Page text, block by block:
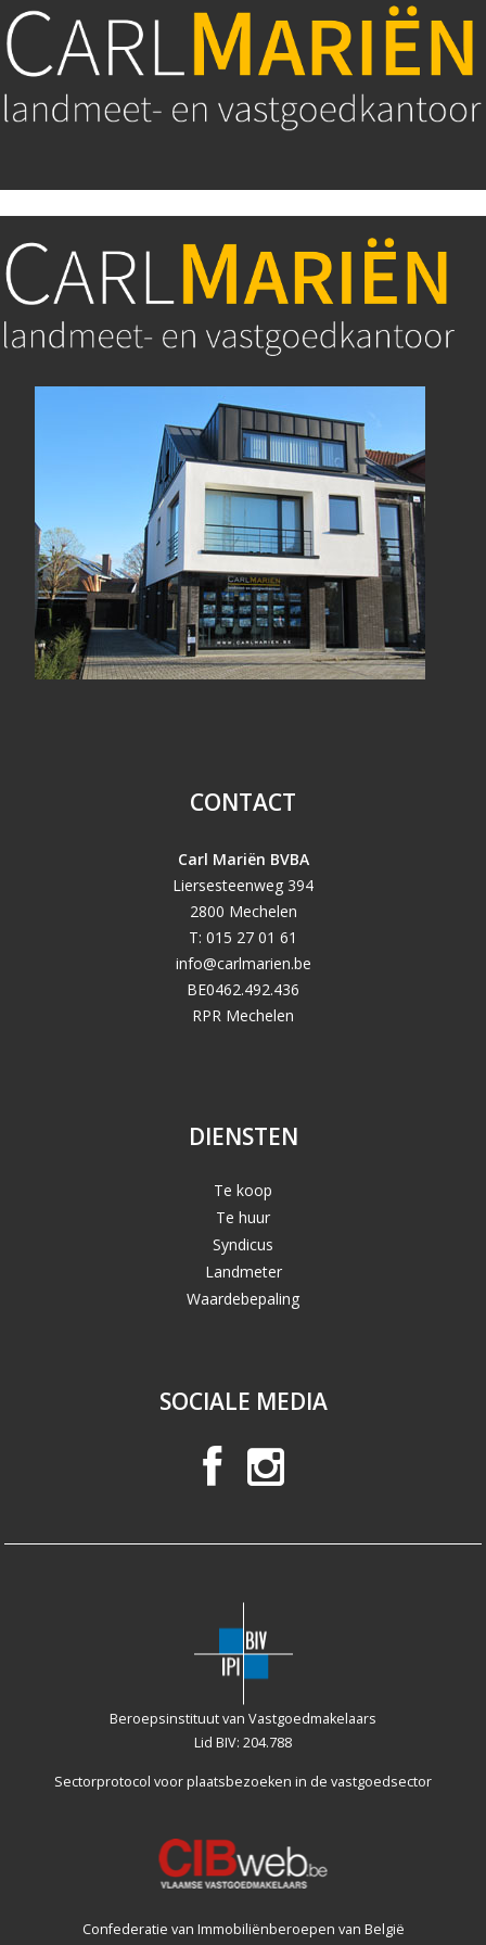
CONTACT
Carl Mariën BVBA
Liersesteenweg 394
2800 Mechelen
T: 015 27 01 61
info@carlmarien.be
BE0462.492.436
RPR Mechelen
DIENSTEN
Te koop
Te huur
Syndicus
Landmeter
Waardebepaling
SOCIALE MEDIA
Beroepsinstituut van Vastgoedmakelaars
Lid BIV: 204.788
Sectorprotocol voor plaatsbezoeken in de vastgoedsector
Confederatie van Immobiliënberoepen van België